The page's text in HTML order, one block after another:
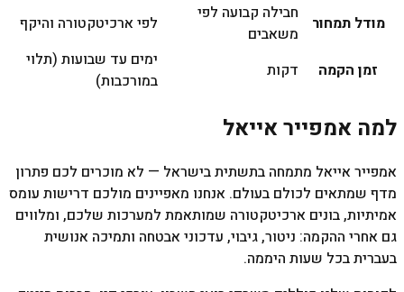
מודל תמחור
חבילה קבועה לפי
משאבים
לפי ארכיטקטורה והיקף
זמן הקמה דקות
ימים עד שבועות (תלוי
במורכבות)
למה אמפייר אייאל
אמפייר אייאל מתמחה בתשתית בישראל — לא מוכרים לכם פתרון
מדף שמתאים לכולם בעולם. אנחנו מאפיינים מולכם דרישות עומס
אמיתיות, בונים ארכיטקטורה שמותאמת למערכות שלכם, ומלווים
גם אחרי ההקמה: ניטור, גיבוי, עדכוני אבטחה ותמיכה אנושית
בעברית בכל שעות היממה.